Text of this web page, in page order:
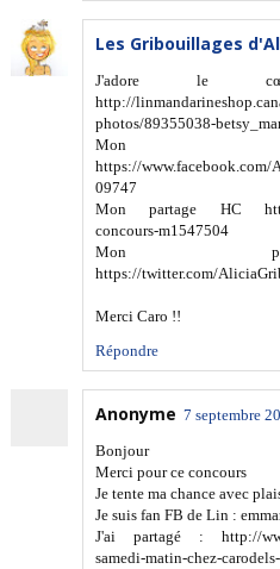
Les Gribouillages
J'adore le
http://
photos/89355038-
Mon
https://
09747
Mon partage HC http://
concours-m1547504
Mon
https://twitter.com/
Merci Caro !!
Répondre
Anonyme 7 septembre
Bonjour
Merci pour ce concours
Je tente ma chance avec
Je suis fan FB de Lin :
J'ai partagé : http://
samedi-matin-chez-